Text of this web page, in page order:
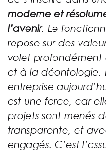
moderne et
l’avenir. Le
repose sur des
volet profondément
et à la déontologie.
entreprise
est une force, car
projets sont menés
transparente, et
engagés. C’est